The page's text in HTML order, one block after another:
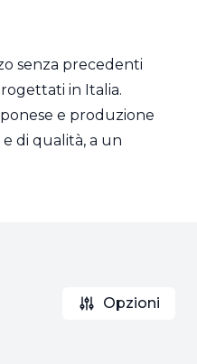
senza precedenti
in Italia.
e produzione
di qualità, a un
Opzioni